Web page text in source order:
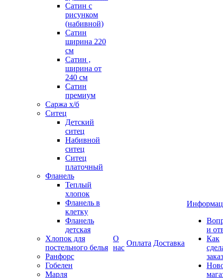
Сатин с
рисунком
(набивной)
Сатин
ширина 220
см
Сатин ,
ширина от
240 см
Сатин
премиум
Саржа х/б
Ситец
Детский
ситец
Набивной
ситец
Ситец
платочный
Фланель
Теплый
хлопок
Фланель в
клетку
Фланель
детская
Хлопок для
постельного белья
Ранфорс
Гобелен
Марля
О
нас
Оплата Доставка
и
Как
заказ